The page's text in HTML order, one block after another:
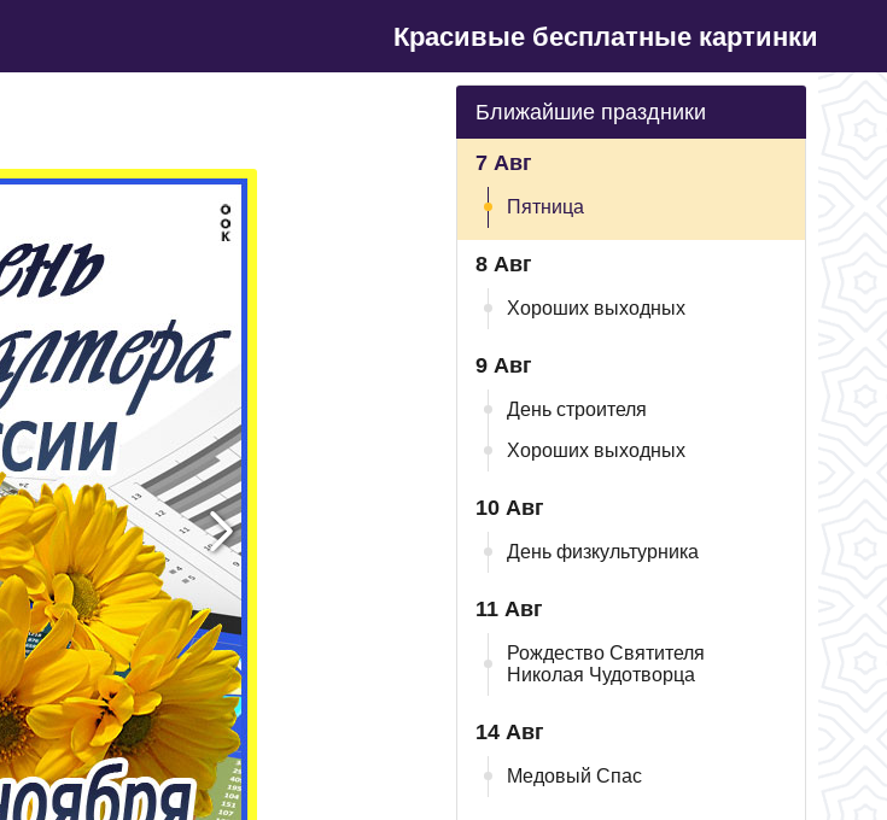
Красивые бесплатные картинки
Ближайшие праздники
7 Авг
Пятница
8 Авг
Хороших выходных
9 Авг
День строителя
Хороших выходных
10 Авг
День физкультурника
11 Авг
Рождество Святителя
Николая Чудотворца
14 Авг
Медовый Спас